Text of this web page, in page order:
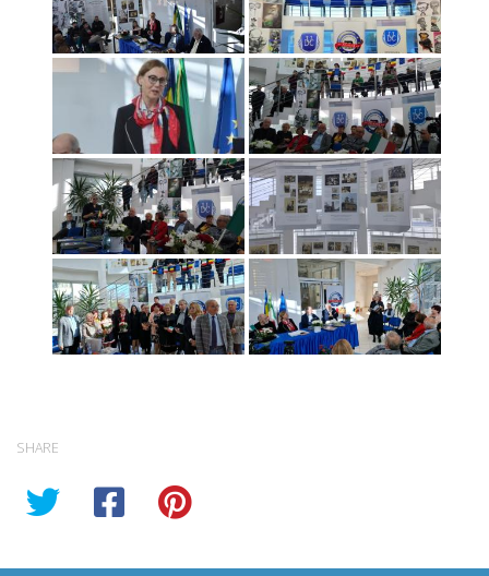
SHARE